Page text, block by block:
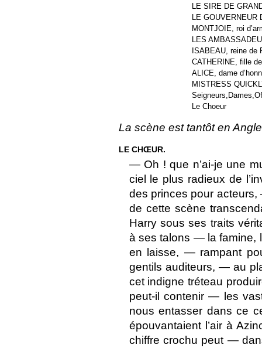
LE SIRE DE
LE GOUVERNEUR
MONTJOIE, roi
LES
ISABEAU, reine de
CATHERINE, fille
ALICE, dame
MISTRESS
Le Choeur
La scène est tantôt en
LE CHŒUR.
— Oh ! que n’ai-je une
ciel le plus radieux de
des princes pour
de cette scène
Harry sous ses traits
à ses talons — la famine,
en laisse, — rampant
gentils auditeurs, — au
cet indigne tréteau
peut-il contenir — les
nous entasser dans ce
épouvantaient l’air à
chiffre crochu peut —